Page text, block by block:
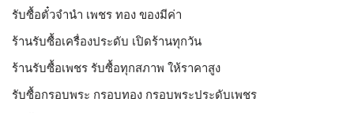
รับซื้อตั๋วจำนำ เพชร ทอง ของมีค่า
ร้านรับซื้อเครื่องประดับ เปิดร้านทุกวัน
ร้านรับซื้อเพชร รับซื้อทุกสภาพ ให้ราคาสูง
รับซื้อกรอบพระ กรอบทอง กรอบพระประดับเพชร